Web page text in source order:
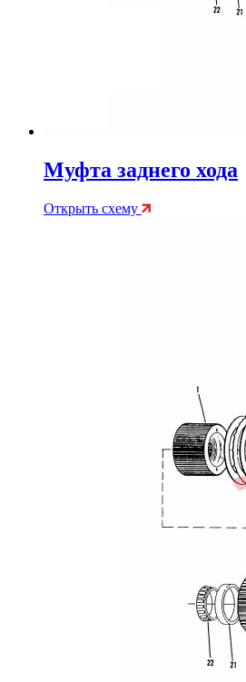
Муфта заднего хода
Открыть схему